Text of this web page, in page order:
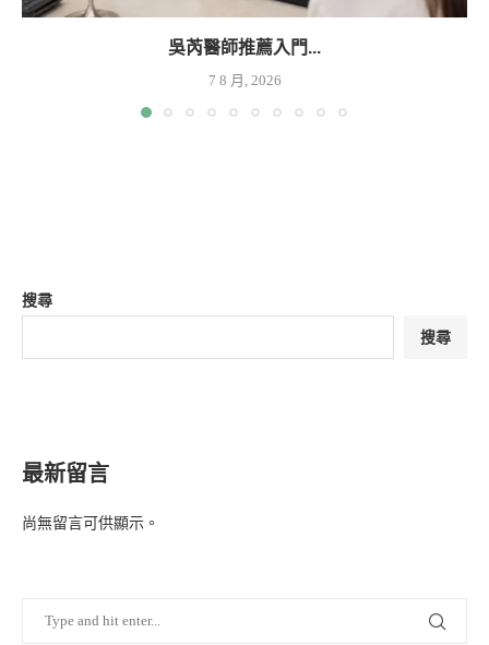
吳芮醫師推薦入門...
7 8 月, 2026
搜尋
搜尋
最新留言
尚無留言可供顯示。